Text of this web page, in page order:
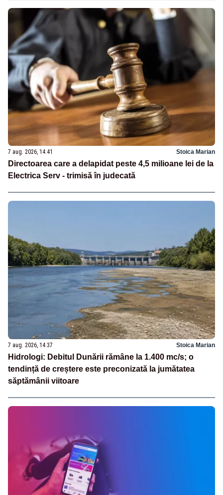
7 aug. 2026, 14:41 Stoica Marian
Directoarea care a delapidat peste 4,5 milioane lei de la
Electrica Serv - trimisă în judecată
7 aug. 2026, 14:37 Stoica Marian
Hidrologi: Debitul Dunării rămâne la 1.400 mc/s; o
tendință de creștere este preconizată la jumătatea
săptămânii viitoare